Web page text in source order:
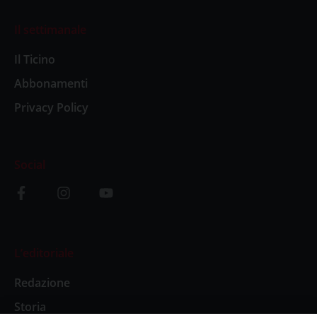
Il settimanale
Il Ticino
Abbonamenti
Privacy Policy
Social
L’editoriale
Redazione
Storia